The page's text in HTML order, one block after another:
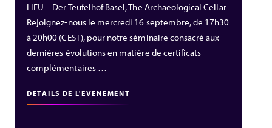
LIEU – Der Teufelhof Basel, The Archaeological Cellar
Rejoignez-nous le mercredi 16 septembre, de 17h30
à 20h00 (CEST), pour notre séminaire consacré aux
dernières évolutions en matière de certificats
complémentaires …
DÉTAILS DE L'ÉVÉNEMENT